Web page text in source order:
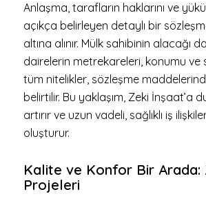
Anlaşma, tarafların haklarını ve
açıkça belirleyen detaylı bir
altına alınır. Mülk sahibinin alacağı
dairelerin metrekareleri, konumu ve
tüm nitelikler, sözleşme
belirtilir. Bu yaklaşım, Zeki İnşaat’a
artırır ve uzun vadeli, sağlıklı iş
oluşturur.
Kalite ve Konfor Bir Arada:
Projeleri